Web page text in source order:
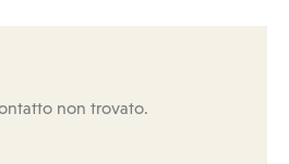
non trovato.